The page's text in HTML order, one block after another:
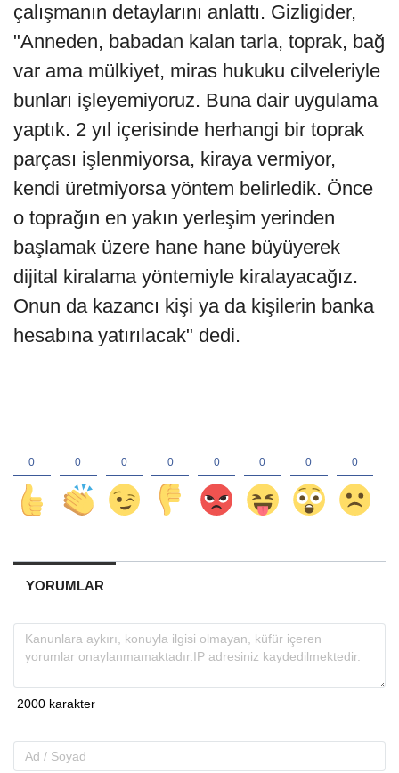
çalışmanın detaylarını anlattı. Gizligider,
"Anneden, babadan kalan tarla, toprak, bağ
var ama mülkiyet, miras hukuku cilveleriyle
bunları işleyemiyoruz. Buna dair uygulama
yaptık. 2 yıl içerisinde herhangi bir toprak
parçası işlenmiyorsa, kiraya vermiyor,
kendi üretmiyorsa yöntem belirledik. Önce
o toprağın en yakın yerleşim yerinden
başlamak üzere hane hane büyüyerek
dijital kiralama yöntemiyle kiralayacağız.
Onun da kazancı kişi ya da kişilerin banka
hesabına yatırılacak" dedi.
YORUMLAR